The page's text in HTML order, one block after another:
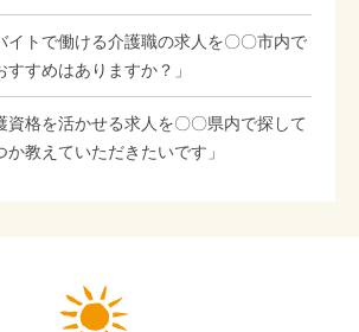
イトで働ける介護職の求人を〇〇市内で
すめはありますか？」
資格を活かせる求人を〇〇県内で探して
教えていただきたいです」